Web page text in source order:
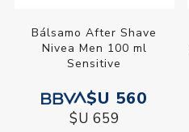
Bálsamo After Shave
Nivea Men 100 ml
Sensitive
$U 560
$U 659